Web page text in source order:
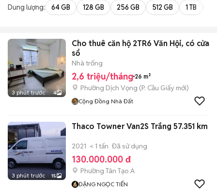
Dung lượng: 64 GB 128 GB 256 GB 512 GB 1 TB
3 phút trước 4
Cho thuê căn hộ 2TR6 Văn Hội, có cửa
sổ
Nhà trống
2,6 triệu/tháng 26 m²
Phường Dịch Vọng (P. Cầu Giấy mới)
Cộng Đồng Nhà Đất
3 phút trước 15
Thaco Towner Van2S Trắng 57.351 km
2021 < 1 tấn Đã sử dụng
130.000.000 đ
Phường Tân Tạo A
ĐẶNG NGỌC TIẾN